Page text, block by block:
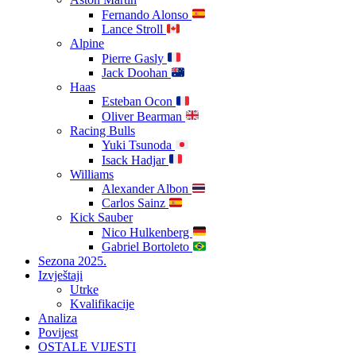
Fernando Alonso
Lance Stroll
Alpine
Pierre Gasly
Jack Doohan
Haas
Esteban Ocon
Oliver Bearman
Racing Bulls
Yuki Tsunoda
Isack Hadjar
Williams
Alexander Albon
Carlos Sainz
Kick Sauber
Nico Hulkenberg
Gabriel Bortoleto
Sezona 2025.
Izvještaji
Utrke
Kvalifikacije
Analiza
Povijest
OSTALE VIJESTI